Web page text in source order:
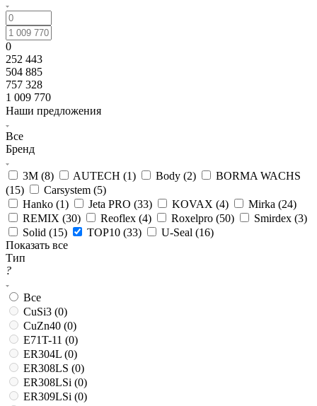
0
252 443
504 885
757 328
1 009 770
Наши предложения
Все
Бренд
3M (8) AUTECH (1) Body (2)
BORMA WACHS
(15) Carsystem (5)
Hanko (1) Jeta PRO (33) KOVAX (4) Mirka (24)
REMIX (30) Reoflex (4) Roxelpro (50) Smirdex (3)
Solid (15) TOP10 (33) U-Seal (16)
Показать все
Тип
?
Все
CuSi3 (0)
CuZn40 (0)
E71T-11 (0)
ER304L (0)
ER308LS (0)
ER308LSi (0)
ER309LSi (0)